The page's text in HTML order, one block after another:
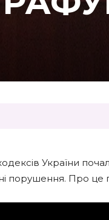
України
порушення. Про це